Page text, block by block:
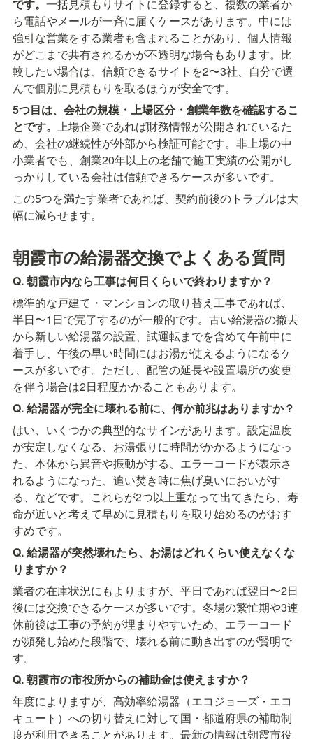
です。 一括見積もりサイトに登録すると、複数の業者か
ら電話やメールが一斉に届くケースがあります。中には
強引な営業をする業者も含まれることがあり、個人情報
がどこまで共有されるかが不透明な場合もあります。比
較したい場合は、信頼できるサイトを2〜3社、自分で選
んで個別に見積もりを取るほうが安全です。
5つ目は、会社の規模・上場区分・創業年数を確認するこ
とです。 上場企業であれば財務情報が公開されているた
め、会社の継続性が外部から検証可能です。非上場の中
小業者でも、創業20年以上の老舗で施工実績の公開がし
っかりしている会社は信頼できるケースが多いです。
この5つを満たす業者であれば、契約前後のトラブルは大
幅に減らせます。
朝霞市の給湯器交換でよくある質問
Q. 朝霞市内なら工事は何日くらいで終わりますか？
標準的な戸建て・マンションの取り替え工事であれば、
半日〜1日で完了するのが一般的です。古い給湯器の撤去
から新しい給湯器の設置、試運転までを含めて午前中に
着手し、午後の早い時間にはお湯が使えるようになるケ
ースが多いです。ただし、配管の延長や設置場所の変更
を伴う場合は2日程度かかることもあります。
Q. 給湯器が完全に壊れる前に、何か前兆はありますか？
はい、いくつかの典型的なサインがあります。設定温度
が安定しなくなる、お湯張りに時間がかかるようになっ
た、本体から異音や振動がする、エラーコードが表示さ
れるようになった、追い焚き時に焦げ臭いにおいがす
る、などです。これらが2つ以上重なって出てきたら、寿
命が近いと考えて早めに見積もりを取り始めるのがおす
すめです。
Q. 給湯器が突然壊れたら、お湯はどれくらい使えなくな
りますか？
業者の在庫状況にもよりますが、平日であれば翌日〜2日
後には交換できるケースが多いです。冬場の繁忙期や3連
休前後は工事の予約が埋まりやすいため、エラーコード
が頻発し始めた段階で、壊れる前に動き出すのが賢明で
す。
Q. 朝霞市の市役所からの補助金は使えますか？
年度によりますが、高効率給湯器（エコジョーズ・エコ
キュート）への切り替えに対して国・都道府県の補助制
度が利用できることがあります。最新の情報は朝霞市役